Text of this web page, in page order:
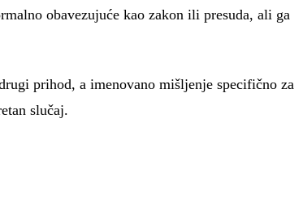
obavezujuće kao zakon ili presuda, ali ga
prihod, a imenovano mišljenje specifično za
slučaj.